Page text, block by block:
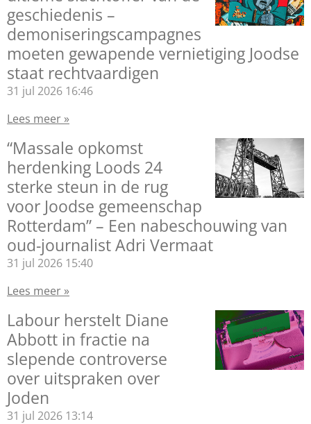
geschiedenis –
demoniseringscampagnes
moeten gewapende vernietiging Joodse
staat rechtvaardigen
31 jul 2026 16:46
Lees meer »
“Massale opkomst
herdenking Loods 24
sterke steun in de rug
voor Joodse gemeenschap
Rotterdam” – Een nabeschouwing van
oud-journalist Adri Vermaat
31 jul 2026 15:40
Lees meer »
Labour herstelt Diane
Abbott in fractie na
slepende controverse
over uitspraken over
Joden
31 jul 2026 13:14